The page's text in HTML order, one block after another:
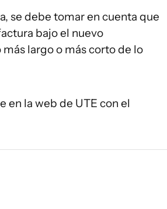
se debe tomar en cuenta que
bajo el nuevo
largo o más corto de lo
la web de UTE con el